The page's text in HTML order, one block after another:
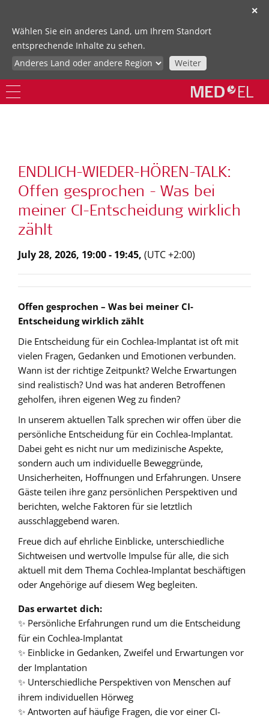
✕
Wählen Sie ein anderes Land, um Ihrem Standort
entsprechende Inhalte zu sehen.
Weiter
ENDLICH-WIEDER-HÖREN-TALK:
Offen gesprochen - Was bei
meiner CI-Entscheidung wirklich
zählt
July 28, 2026, 19:00 - 19:45, (UTC +2:00)
Offen gesprochen – Was bei meiner CI-
Entscheidung wirklich zählt
Die Entscheidung für ein Cochlea-Implantat ist oft mit
vielen Fragen, Gedanken und Emotionen verbunden.
Wann ist der richtige Zeitpunkt? Welche Erwartungen
sind realistisch? Und was hat anderen Betroffenen
geholfen, ihren eigenen Weg zu finden?
In unserem aktuellen Talk sprechen wir offen über die
persönliche Entscheidung für ein Cochlea-Implantat.
Dabei geht es nicht nur um medizinische Aspekte,
sondern auch um individuelle Beweggründe,
Unsicherheiten, Hoffnungen und Erfahrungen. Unsere
Gäste teilen ihre ganz persönlichen Perspektiven und
berichten, welche Faktoren für sie letztlich
ausschlaggebend waren.
Freue dich auf ehrliche Einblicke, unterschiedliche
Sichtweisen und wertvolle Impulse für alle, die sich
aktuell mit dem Thema Cochlea-Implantat beschäftigen
oder Angehörige auf diesem Weg begleiten.
Das erwartet dich:
✨ Persönliche Erfahrungen rund um die Entscheidung
für ein Cochlea-Implantat
✨ Einblicke in Gedanken, Zweifel und Erwartungen vor
der Implantation
✨ Unterschiedliche Perspektiven von Menschen auf
ihrem individuellen Hörweg
✨ Antworten auf häufige Fragen, die vor einer CI-